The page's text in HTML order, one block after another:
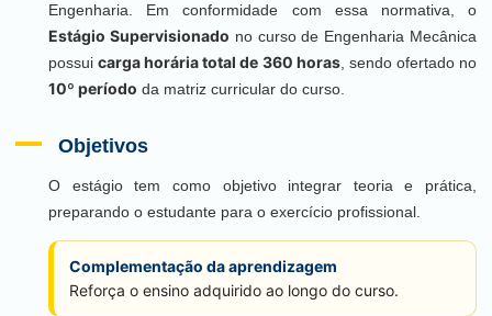
Engenharia. Em conformidade com essa normativa, o
Estágio Supervisionado no curso de Engenharia Mecânica
possuicarga horária total de 360 horas, sendo ofertado no
10º período da matriz curricular do curso.
Objetivos
O estágio tem como objetivo integrar teoria e prática,
preparando o estudante para o exercício profissional.
Complementação da aprendizagem
Reforça o ensino adquirido ao longo do curso.